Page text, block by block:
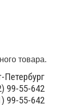
товара.
Петербург
99-55-642
99-55-642